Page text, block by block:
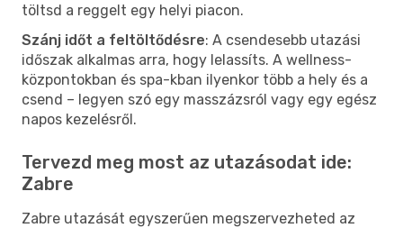
töltsd a reggelt egy helyi piacon.
Szánj időt a feltöltődésre: A csendesebb utazási
időszak alkalmas arra, hogy lelassíts. A wellness-
központokban és spa-kban ilyenkor több a hely és a
csend – legyen szó egy masszázsról vagy egy egész
napos kezelésről.
Tervezd meg most az utazásodat ide:
Zabre
Zabre utazását egyszerűen megszervezheted az